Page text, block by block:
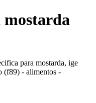
mostarda
para mostarda, ige
(f89) - alimentos -